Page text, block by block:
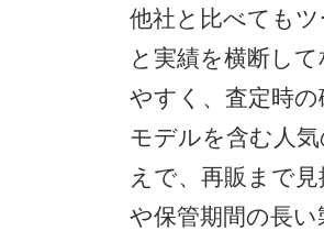
他社と比べても
と実績を横断し
やすく、査定時
モデルを含む人
えで、再販まで
や保管期間の長